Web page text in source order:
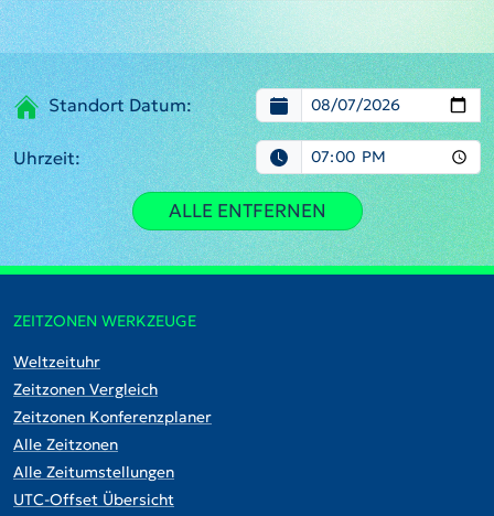
Standort Datum:
Uhrzeit:
ALLE ENTFERNEN
ZEITZONEN WERKZEUGE
Weltzeituhr
Zeitzonen Vergleich
Zeitzonen Konferenzplaner
Alle Zeitzonen
Alle Zeitumstellungen
UTC-Offset Übersicht